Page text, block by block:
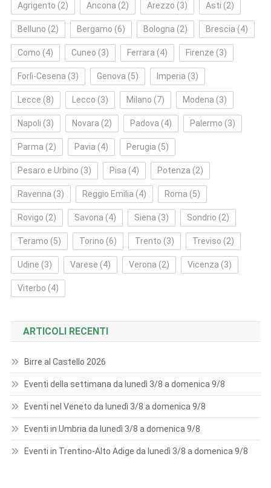
Agrigento (2) Ancona (2) Arezzo (3) Asti (2)
Belluno (2) Bergamo (6) Bologna (2) Brescia (4)
Como (4) Cuneo (3) Ferrara (4) Firenze (3)
Forlì‑Cesena (3) Genova (5) Imperia (3)
Lecce (8) Lecco (3) Milano (7) Modena (3)
Napoli (3) Novara (2) Padova (4) Palermo (3)
Parma (2) Pavia (4) Perugia (5)
Pesaro e Urbino (3) Pisa (4) Potenza (2)
Ravenna (3) Reggio Emilia (4) Roma (5)
Rovigo (2) Savona (4) Siena (3) Sondrio (2)
Teramo (5) Torino (6) Trento (3) Treviso (2)
Udine (3) Varese (4) Verona (2) Vicenza (3)
Viterbo (4)
ARTICOLI RECENTI
Birre al Castello 2026
Eventi della settimana da lunedì 3/8 a domenica 9/8
Eventi nel Veneto da lunedì 3/8 a domenica 9/8
Eventi in Umbria da lunedì 3/8 a domenica 9/8
Eventi in Trentino-Alto Adige da lunedì 3/8 a domenica 9/8